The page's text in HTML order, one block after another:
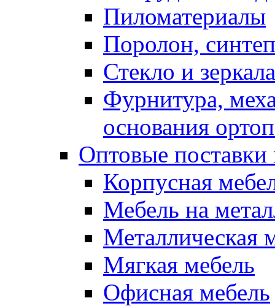
Пиломатериалы
Поролон,
Стекло и зеркала
Фурнитура,
основания
Оптовые поставки
Корпусная
Мебель на
Металлическая
Мягкая мебель
Офисная мебель